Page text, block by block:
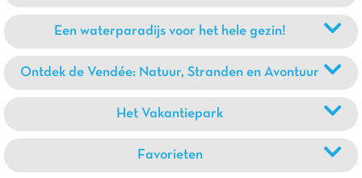
Een waterparadijs voor het hele gezin!
Ontdek de Vendée: Natuur, Stranden en Avontuur
Het Vakantiepark
Favorieten